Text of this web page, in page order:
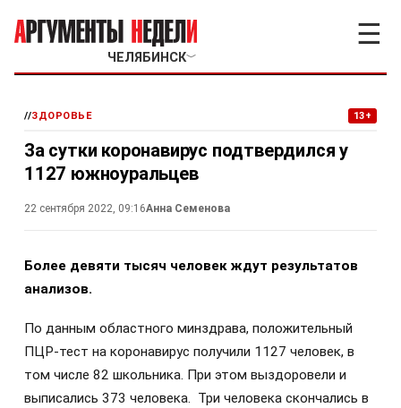
ЧЕЛЯБИНСК﹀
☰
//ЗДОРОВЬЕ 13+
За сутки коронавирус подтвердился у
1127 южноуральцев
22 сентября 2022, 09:16Анна Семенова
Более девяти тысяч человек ждут результатов
анализов.
По данным областного минздрава, положительный
ПЦР-тест на коронавирус получили 1127 человек, в
том числе 82 школьника. При этом выздоровели и
выписались 373 человека. Три человека скончались в